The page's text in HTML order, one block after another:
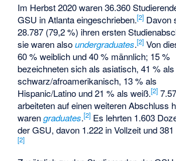
Im Herbst 2020 waren 36.360
GSU in Atlanta eingeschrieben.[2] Davon
28.787 (79,2 %) ihren ersten
sie waren alsoundergraduates.[2] Von
60 % weiblich und 40 % männlich; 15 %
bezeichneten sich als asiatisch, 41 % als
schwarz/afroamerikanisch, 13 % als
Hispanic/Latino und 21 % als weiß.[2]
arbeiteten auf einen weiteren Abschluss
warengraduates.[2] Es lehrten 1.603
der GSU, davon 1.222 in Vollzeit und 381
[2]